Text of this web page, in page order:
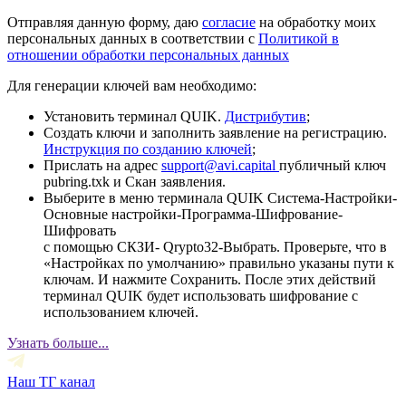
Отправляя данную форму, даю согласие на обработку моих
персональных данных в соответствии с Политикой в
отношении обработки персональных данных
Для генерации ключей вам необходимо:
Установить терминал QUIK. Дистрибутив;
Создать ключи и заполнить заявление на регистрацию.
Инструкция по созданию ключей;
Прислать на адрес support@avi.capital публичный ключ
pubring.txk и Скан заявления.
Выберите в меню терминала QUIK Система-Настройки-
Основные настройки-Программа-Шифрование-
Шифровать
с помощью СКЗИ- Qrypto32-Выбрать. Проверьте, что в
«Настройках по умолчанию» правильно указаны пути к
ключам. И нажмите Сохранить. После этих действий
терминал QUIK будет использовать шифрование с
использованием ключей.
Узнать больше...
Наш ТГ канал